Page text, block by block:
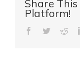
Share This
Platform!
Facebook
Twitter